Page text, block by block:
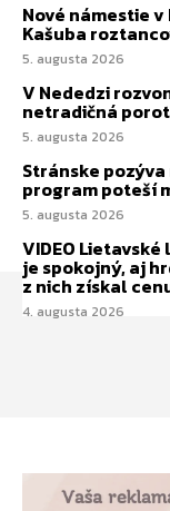
Nové námestie
Kašuba
5. augusta 2026
V Nededzi
netradičná
5. augusta 2026
Stránske
program poteší
5. augusta 2026
VIDEO
je spokojný, aj
z nich získal
4. augusta 2026